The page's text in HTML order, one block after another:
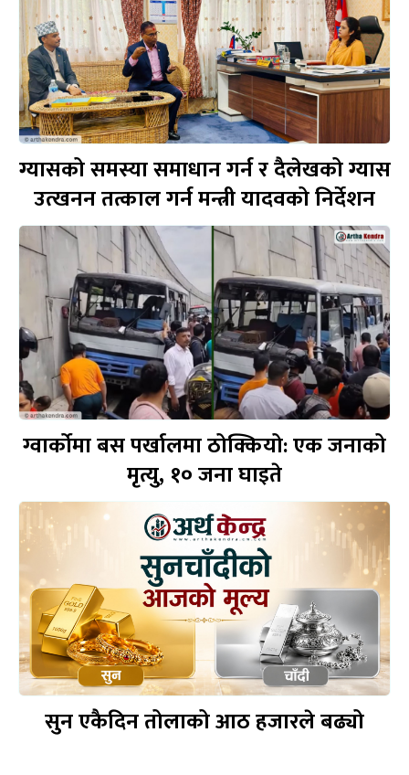
ग्यासको समस्या समाधान गर्न र दैलेखको ग्यास
उत्खनन तत्काल गर्न मन्त्री यादवको निर्देशन
ग्वार्कोमा बस पर्खालमा ठोक्कियो: एक जनाको
मृत्यु, १० जना घाइते
सुन एकैदिन तोलाको आठ हजारले बढ्यो